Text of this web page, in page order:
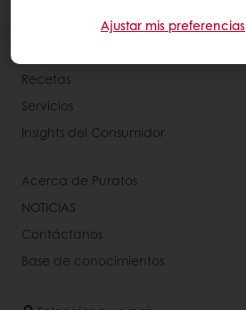
Ajustar mis preferencias
Recetas
Servicios
Insights del Consumidor
Acerca de Puratos
NOTICIAS
Contáctanos
Base de conocimientos